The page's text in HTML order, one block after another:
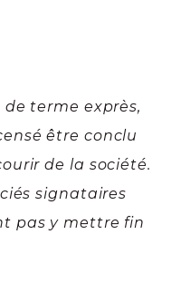
de terme exprès,
être conclu
de la société.
signataires
pas y mettre fin